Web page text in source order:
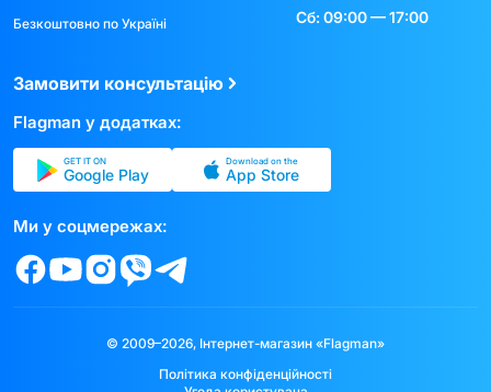
Безкоштовно по Україні
Сб: 09:00 — 17:00
Замовити консультацію
Flagman у додатках:
GET IT ON
Google Play
Download on the
App Store
Ми у соцмережах:
© 2009–2026, Інтернет-магазин «Flagman»
Політика конфіденційності